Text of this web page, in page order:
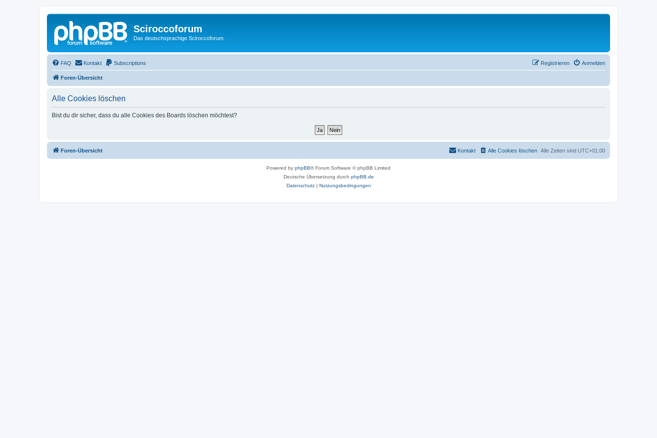
Sciroccoforum
Das deutschsprachige Sciroccoforum.
FAQ Kontakt Subscriptions Anmelden
Registrieren
Foren-Übersicht
Alle Cookies löschen
Bist du dir sicher, dass du alle Cookies des Boards löschen möchtest?
Foren-Übersicht Alle Zeiten sind UTC+01:00
Alle Cookies löschen
Kontakt
Powered by phpBB® Forum Software © phpBB Limited
Deutsche Übersetzung durch phpBB.de
Datenschutz| Nutzungsbedingungen